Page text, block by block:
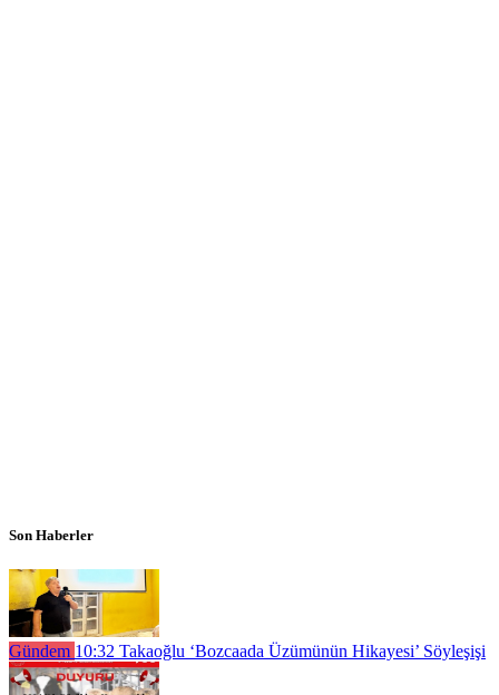
Son Haberler
Gündem 10:32 Takaoğlu ‘Bozcaada Üzümünün Hikayesi’ Söyleşişi